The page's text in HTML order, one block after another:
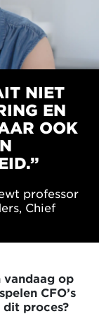
NIET
EN
OOK
professor
Chief
vandaag op
CFO’s
dit proces?